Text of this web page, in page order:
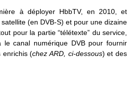
à déployer HbbTV, en 2010, et
(en DVB-S) et pour une dizaine
pour la partie “télétexte” du service,
le canal numérique DVB pour fournir
enrichis (chez ARD, ci-dessous) et des